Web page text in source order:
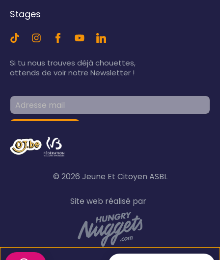
Stages
Si tu nous trouves déjà chouettes,
attends de voir notre Newsletter !
© 2026 Jeune Et Citoyen ASBL
Site web réalisé par